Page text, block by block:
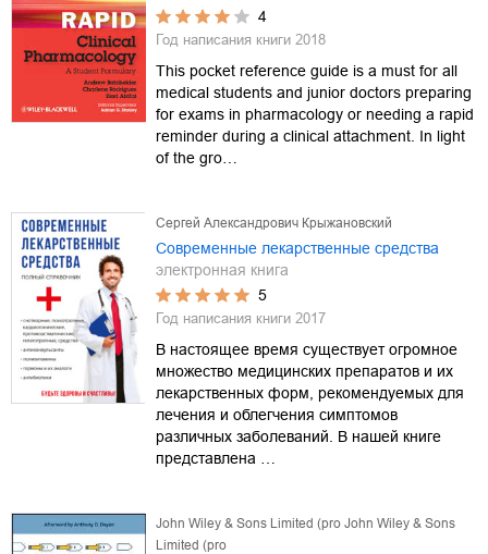
4
Год написания книги 2018
This pocket reference guide is a must for all
medical students and junior doctors preparing
for exams in pharmacology or needing a rapid
reminder during a clinical attachment. In light
of the gro…
Сергей Александрович Крыжановский
Современные лекарственные средства
электронная книга
5
Год написания книги 2017
В настоящее время существует огромное
множество медицинских препаратов и их
лекарственных форм, рекомендуемых для
лечения и облегчения симптомов
различных заболеваний. В нашей книге
представлена …
John Wiley & Sons Limited (pro John Wiley & Sons
Limited (pro